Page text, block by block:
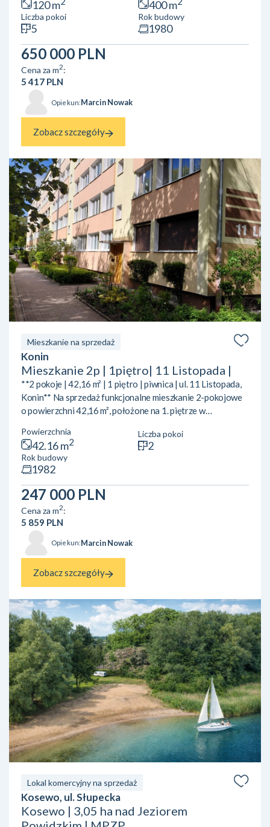
wyjściem na taras kuchnia toalet Piętro: 5 pokoi (możliwość
aranżacji na sypialnie, gabinet lub pokoje dziecięce) 2
łazienki balkon Piwnica: garaż pralnia pomieszczenie
120 m 400 m
Liczba pokoi
5
Rok budowy
1980
650 000 PLN
Cena za m2:
5 417 PLN
Opiekun:Marcin Nowak
Zobacz szczegóły
Mieszkanie na sprzedaż
Konin
Mieszkanie 2p | 1piętro| 11 Listopada |
**2 pokoje | 42,16 m² | 1 piętro | piwnica | ul. 11 Listopada,
Konin** Na sprzedaż funkcjonalne mieszkanie 2-pokojowe
o powierzchni 42,16 m², położone na 1. piętrze w
mieszkania:** * 2 ustawne pokoje* osobna kuchnia* łazienka
**Dodatkowo:** * piwnica **Atuty nieruchomości:** * 1.
piętro – wygodne i poszukiwane* budynek po
termomodernizacji* dużo zieleni wokół* spokojne i
przyjazne osiedle **Lokalizacja:** * w pobliżu szkoła
podstawo...
Powierzchnia
42.16 m2
Liczba pokoi
2
Rok budowy
1982
247 000 PLN
Cena za m2:
5 859 PLN
Opiekun:Marcin Nowak
Zobacz szczegóły
Lokal komercyjny na sprzedaż
Kosewo, ul. Słupecka
Kosewo | 3,05 ha nad Jeziorem